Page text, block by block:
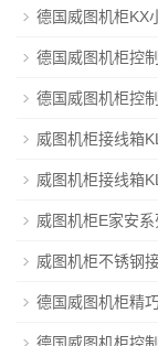
德国威图机柜KX
德国威图机柜控
德国威图机柜控
威图机柜接线箱KL
威图机柜接线箱
威图机柜E家安系
威图机柜不锈钢
德国威图机柜精